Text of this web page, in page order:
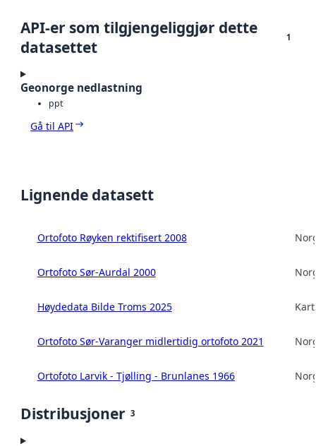
API-er som tilgjengeliggjør dette
datasettet
1
Geonorge nedlastning
ppt
Gå til API
Lignende datasett
Ortofoto Røyken rektifisert 2008
Ortofoto Sør-Aurdal 2000
Høydedata Bilde Troms 2025
Ortofoto Sør-Varanger midlertidig ortofoto 2021
Ortofoto Larvik - Tjølling - Brunlanes 1966
Distribusjoner 3